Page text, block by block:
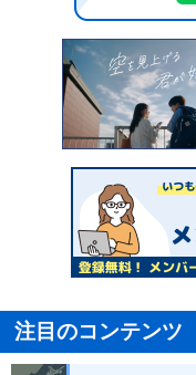
注目のコンテンツ